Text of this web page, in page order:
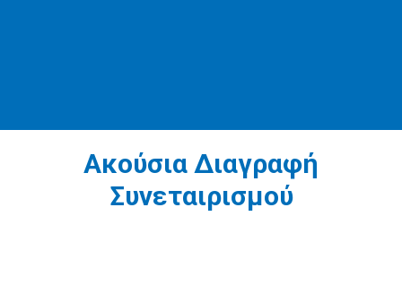
Ακούσια Διαγραφή
Συνεταιρισμού